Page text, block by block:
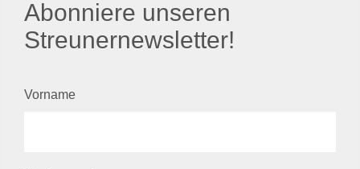
Abonniere unseren
Streunernewsletter!
Vorname